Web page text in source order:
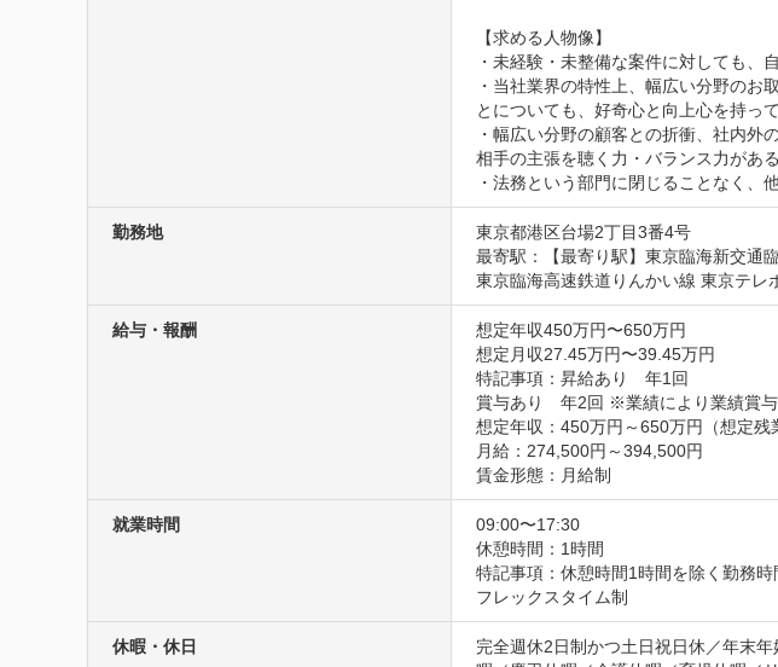
【求める人物像】
・未経験・未整備な案件に対しても
・当社業界の特性上、幅広い分野のお
とについても、好奇心と向上心を持っ
・幅広い分野の顧客との折衝、社内外
相手の主張を聴く力・バランス力があ
・法務という部門に閉じることなく
勤務地
東京都港区台場2丁目3番4号
最寄駅：【最寄り駅】東京臨海新交通
東京臨海高速鉄道りんかい線 東京テレ
給与・報酬
想定年収450万円〜650万円
想定月収27.45万円〜39.45万円
特記事項：昇給あり　年1回
賞与あり　年2回 ※業績により業績賞与
想定年収：450万円～650万円（想定残
月給：274,500円～394,500円
賃金形態：月給制
就業時間
09:00〜17:30
休憩時間：1時間
特記事項：休憩時間1時間を除く勤務時
フレックスタイム制
休暇・休日
完全週休2日制かつ土日祝日休／年末